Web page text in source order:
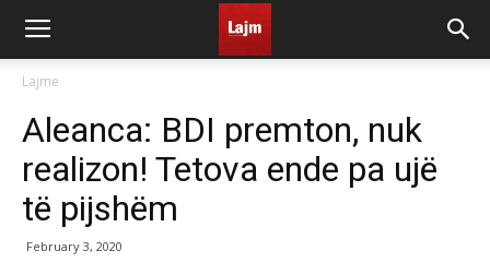
Lajme
Aleanca: BDI premton, nuk
realizon! Tetova ende pa ujë
të pijshëm
February 3, 2020